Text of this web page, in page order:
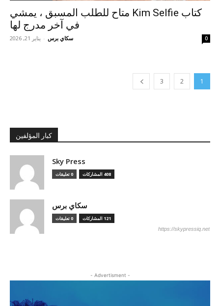
كتاب Kim Selfie متاح للطلب المسبق ، يمشي
في آخر مدرج لها
سكاي برس - يناير 21, 2026 0
1
2
3
كبار المؤلفين
Sky Press
408 المشاركات 0 تعليقات
سكاي برس
121 المشاركات 0 تعليقات
https://skypressiq.net
- Advertisment -